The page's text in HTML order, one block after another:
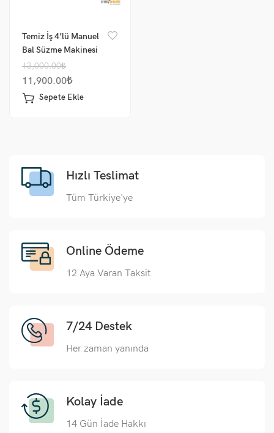
Temiz İş 4’lü Manuel
Bal Süzme Makinesi
13,000.00₺
11,900.00₺
Sepete Ekle
Hızlı Teslimat
Tüm Türkiye'ye
Online Ödeme
12 Aya Varan Taksit
7/24 Destek
Her zaman yanında
Kolay İade
14 Gün İade Hakkı